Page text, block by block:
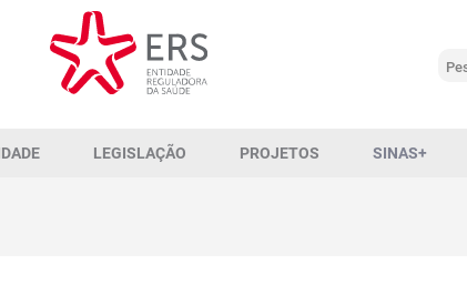
LEGISLAÇÃO PROJETOS SINAS+